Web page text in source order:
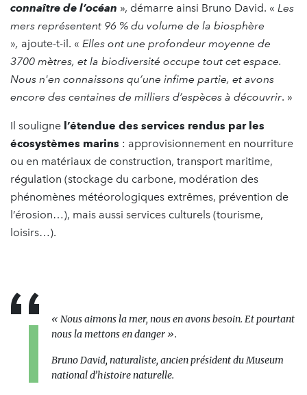
connaître de l’océan », démarre ainsi Bruno David. « Les
mers représentent 96 % du volume de la biosphère
», ajoute-t-il. « Elles ont une profondeur moyenne de
3700 mètres, et la biodiversité occupe tout cet espace.
Nous n'en connaissons qu’une infime partie, et avons
encore des centaines de milliers d’espèces à découvrir. »
Il souligne l’étendue des services rendus par les
écosystèmes marins : approvisionnement en nourriture
ou en matériaux de construction, transport maritime,
régulation (stockage du carbone, modération des
phénomènes météorologiques extrêmes, prévention de
l’érosion…), mais aussi services culturels (tourisme,
loisirs…).
« Nous aimons la mer, nous en avons besoin. Et pourtant
nous la mettons en danger ».
Bruno David, naturaliste, ancien président du Museum
national d’histoire naturelle.